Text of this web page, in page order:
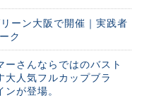
ーン大阪で開催｜実践者
ク
さんならではのバスト
人気フルカップブラ
が登場。